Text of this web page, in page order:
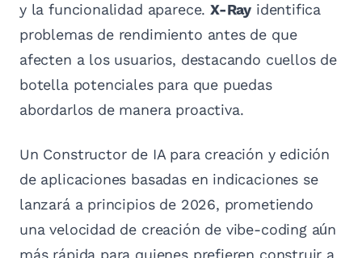
y la funcionalidad aparece. X-Ray identifica
problemas de rendimiento antes de que
afecten a los usuarios, destacando cuellos de
botella potenciales para que puedas
abordarlos de manera proactiva.
Un Constructor de IA para creación y edición
de aplicaciones basadas en indicaciones se
lanzará a principios de 2026, prometiendo
una velocidad de creación de vibe-coding aún
más rápida para quienes prefieren construir a